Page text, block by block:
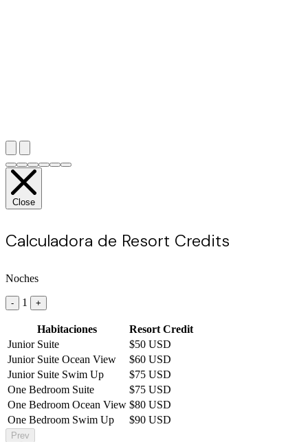
Close
Calculadora de Resort Credits
Noches
- 1 +
Habitaciones
Resort Credit
Junior Suite
$50 USD
Junior Suite Ocean View
$60 USD
Junior Suite Swim Up
$75 USD
One Bedroom Suite
$75 USD
One Bedroom Ocean View $80 USD
One Bedroom Swim Up
$90 USD
Prev